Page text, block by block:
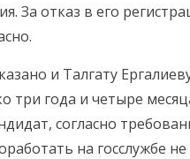
За отказ в его
и Талгату
три года и четыре
согласно
на госслужбе